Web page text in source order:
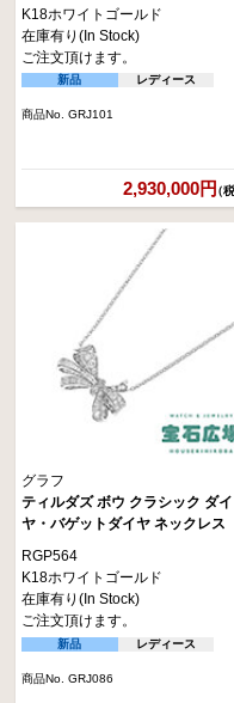
K18ホワイトゴールド
在庫有り(In Stock)
ご注文頂けます。
新品 レディース
商品No. GRJ101
2,930,000円（
グラフ
ティルダズ ボウ クラシック ダイ
ヤ・バゲットダイヤ ネックレス
RGP564
K18ホワイトゴールド
在庫有り(In Stock)
ご注文頂けます。
新品 レディース
商品No. GRJ086